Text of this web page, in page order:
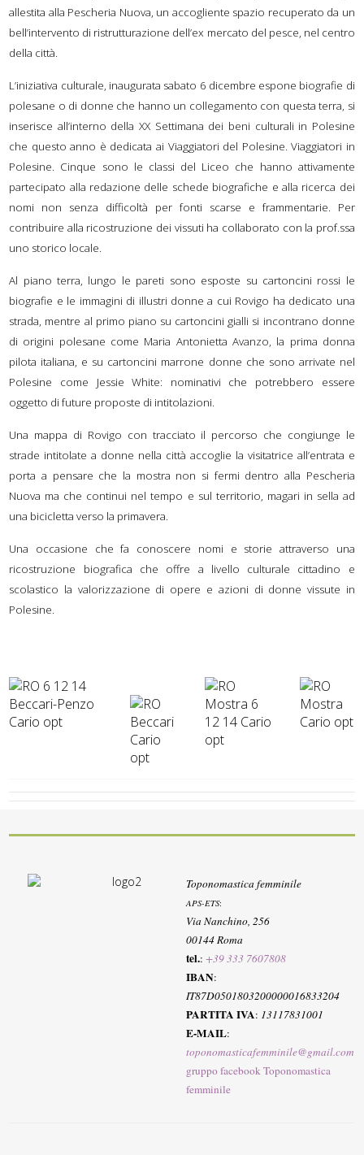
allestita alla Pescheria Nuova, un accogliente spazio recuperato da un
bell’intervento di ristrutturazione dell’ex mercato del pesce, nel centro
della città.
L’iniziativa culturale, inaugurata sabato 6 dicembre espone biografie di
polesane o di donne che hanno un collegamento con questa terra, si
inserisce all’interno della XX Settimana dei beni culturali in Polesine
che questo anno è dedicata ai Viaggiatori del Polesine. Viaggiatori in
Polesine. Cinque sono le classi del Liceo che hanno attivamente
partecipato alla redazione delle schede biografiche e alla ricerca dei
nomi non senza difficoltà per fonti scarse e frammentarie. Per
contribuire alla ricostruzione dei vissuti ha collaborato con la prof.ssa
uno storico locale.
Al piano terra, lungo le pareti sono esposte su cartoncini rossi le
biografie e le immagini di illustri donne a cui Rovigo ha dedicato una
strada, mentre al primo piano su cartoncini gialli si incontrano donne
di origini polesane come Maria Antonietta Avanzo, la prima donna
pilota italiana, e su cartoncini marrone donne che sono arrivate nel
Polesine come Jessie White: nominativi che potrebbero essere
oggetto di future proposte di intitolazioni.
Una mappa di Rovigo con tracciato il percorso che congiunge le
strade intitolate a donne nella città accoglie la visitatrice all’entrata e
porta a pensare che la mostra non si fermi dentro alla Pescheria
Nuova ma che continui nel tempo e sul territorio, magari in sella ad
una bicicletta verso la primavera.
Una occasione che fa conoscere nomi e storie attraverso una
ricostruzione biografica che offre a livello culturale cittadino e
scolastico la valorizzazione di opere e azioni di donne vissute in
Polesine.
Toponomastica femminile
APS-ETS:
Via Nanchino, 256
00144 Roma
tel.:+39 333 7607808
IBAN:
IT87D0501803200000016833204
PARTITA IVA: 13117831001
E-MAIL:
toponomasticafemminile@gmail.com
gruppo facebook Toponomastica
femminile